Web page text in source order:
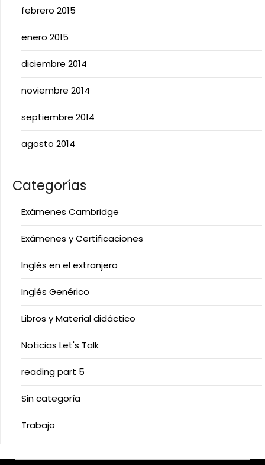
febrero 2015
enero 2015
diciembre 2014
noviembre 2014
septiembre 2014
agosto 2014
Categorías
Exámenes Cambridge
Exámenes y Certificaciones
Inglés en el extranjero
Inglés Genérico
Libros y Material didáctico
Noticias Let's Talk
reading part 5
Sin categoría
Trabajo